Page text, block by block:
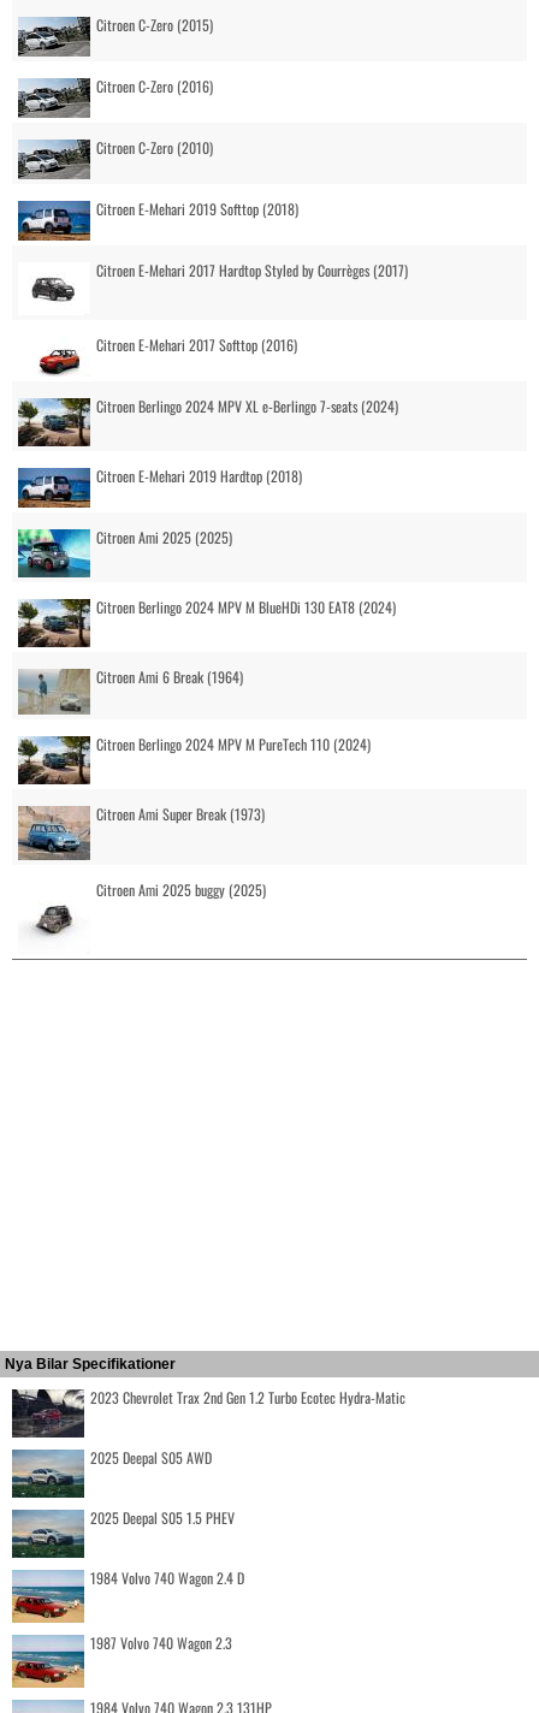
Citroen C-Zero (2015)
Citroen C-Zero (2016)
Citroen C-Zero (2010)
Citroen E-Mehari 2019 Softtop (2018)
Citroen E-Mehari 2017 Hardtop Styled by Courrèges (2017)
Citroen E-Mehari 2017 Softtop (2016)
Citroen Berlingo 2024 MPV XL e-Berlingo 7-seats (2024)
Citroen E-Mehari 2019 Hardtop (2018)
Citroen Ami 2025 (2025)
Citroen Berlingo 2024 MPV M BlueHDi 130 EAT8 (2024)
Citroen Ami 6 Break (1964)
Citroen Berlingo 2024 MPV M PureTech 110 (2024)
Citroen Ami Super Break (1973)
Citroen Ami 2025 buggy (2025)
Nya Bilar Specifikationer
2023 Chevrolet Trax 2nd Gen 1.2 Turbo Ecotec Hydra-Matic
2025 Deepal S05 AWD
2025 Deepal S05 1.5 PHEV
1984 Volvo 740 Wagon 2.4 D
1987 Volvo 740 Wagon 2.3
1984 Volvo 740 Wagon 2.3 131HP